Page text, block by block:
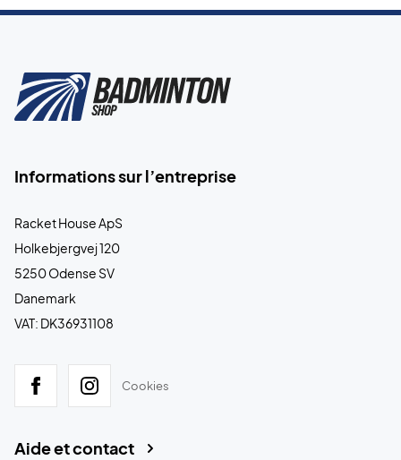
Informations sur l’entreprise
Racket House ApS
Holkebjergvej 120
5250 Odense SV
Danemark
VAT: DK36931108
Cookies
Aide et contact